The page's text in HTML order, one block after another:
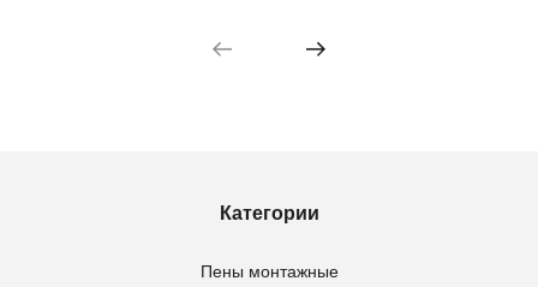
Категории
Пены монтажные